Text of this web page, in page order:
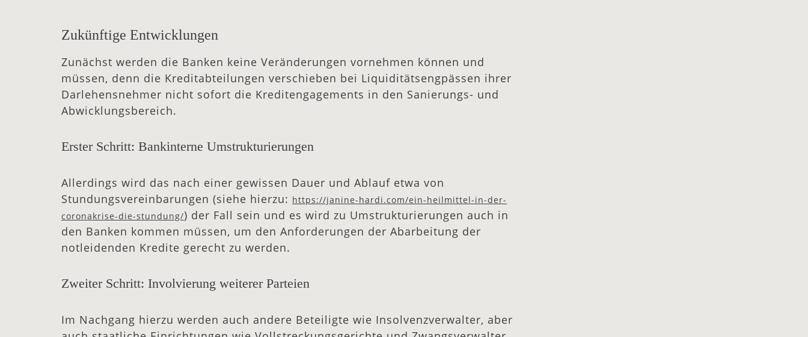
Zukünftige Entwicklungen
Zunächst werden die Banken keine Veränderungen vornehmen können und
müssen, denn die Kreditabteilungen verschieben bei Liquiditätsengpässen ihrer
Darlehensnehmer nicht sofort die Kreditengagements in den Sanierungs- und
Abwicklungsbereich.
Erster Schritt: Bankinterne Umstrukturierungen
Allerdings wird das nach einer gewissen Dauer und Ablauf etwa von
Stundungsvereinbarungen (siehe hierzu: https://janine-hardi.com/ein-heilmittel-in-der-
coronakrise-die-stundung/) der Fall sein und es wird zu Umstrukturierungen auch in
den Banken kommen müssen, um den Anforderungen der Abarbeitung der
notleidenden Kredite gerecht zu werden.
Zweiter Schritt: Involvierung weiterer Parteien
Im Nachgang hierzu werden auch andere Beteiligte wie Insolvenzverwalter, aber